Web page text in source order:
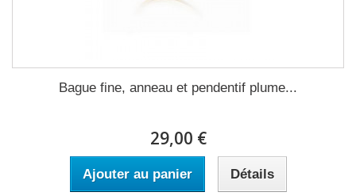
Bague fine, anneau et pendentif plume...
29,00 €
Ajouter au panier Détails